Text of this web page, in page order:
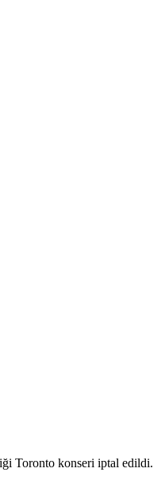
Toronto konseri iptal edildi.